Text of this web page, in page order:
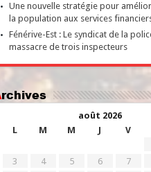
Une nouvelle stratégie pour
la population aux services
Fénérive-Est : Le syndicat de la
massacre de trois inspecteurs
Archives
août 2026
L
M M J V
3
4 5 6 7